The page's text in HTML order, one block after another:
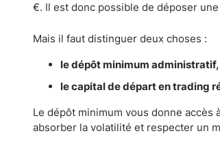
€. Il est donc possible de déposer
Mais il faut distinguer deux choses :
le dépôt minimum
le capital de départ en trading
Le dépôt minimum vous donne
absorber la volatilité et respecter un